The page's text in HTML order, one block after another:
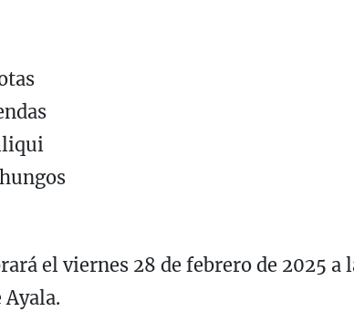
el viernes 28 de febrero de 2025 a
Ayala.